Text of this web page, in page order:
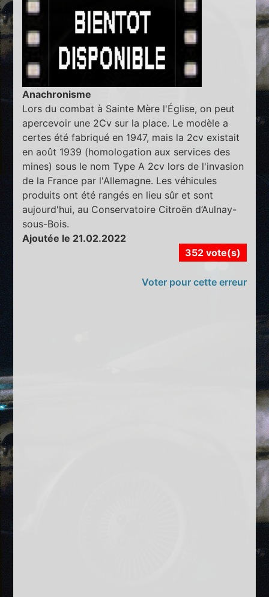
Anachronisme
Lors du combat à Sainte Mère l'Église, on peut
apercevoir une 2Cv sur la place. Le modèle a
certes été fabriqué en 1947, mais la 2cv existait
en août 1939 (homologation aux services des
mines) sous le nom Type A 2cv lors de l'invasion
de la France par l'Allemagne. Les véhicules
produits ont été rangés en lieu sûr et sont
aujourd'hui, au Conservatoire Citroën d’Aulnay-
sous-Bois.
Ajoutée le 21.02.2022
352 vote(s)
Voter pour cette erreur